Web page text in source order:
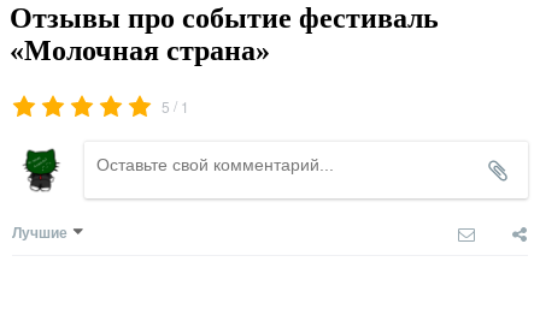
Отзывы про событие фестиваль
«Молочная страна»
5 / 1
Лучшие